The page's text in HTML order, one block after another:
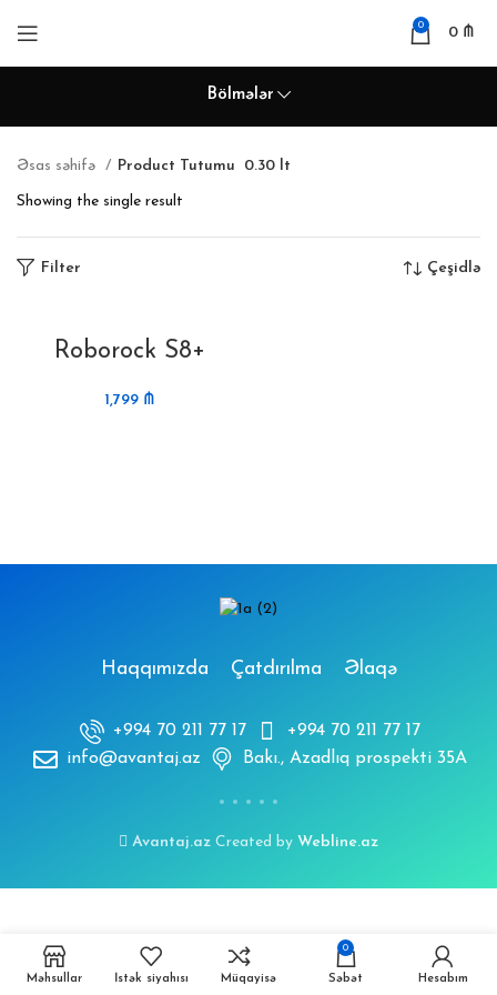
0 0 ₼
Bölmələr
Əsas səhifə Product Tutumu 0.30 lt
Showing the single result
Filter Çeşidlə
Roborock S8+
1,799 ₼
Haqqımızda Çatdırılma Əlaqə
+994 70 211 77 17
+994 70 211 77 17
info@avantaj.az
Bakı., Azadlıq prospekti 35A
Avantaj.az Created by Webline.az
Məhsullar İstək siyahısı Müqayisə
0
Səbət Hesabım